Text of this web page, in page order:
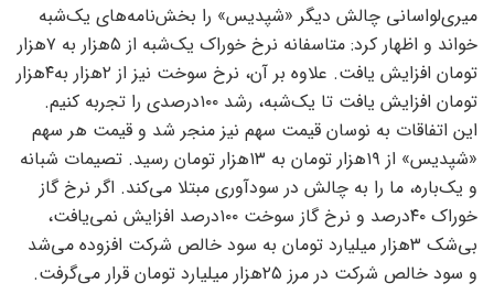
میری‌لواسانی چالش دیگر «شپدیس» را بخش‌‌‌نامه‌‌‌های یک‌شبه
خواند و اظهار کرد: متاسفانه نرخ خوراک یک‌شبه از ۵هزار به ۷‌هزار
تومان افزایش یافت. علاوه بر آن، نرخ سوخت نیز از ۲‌هزار به۴هزار
تومان افزایش یافت تا یک‌شبه، رشد ۱۰۰درصدی را تجربه کنیم.
این اتفاقات به نوسان قیمت سهم نیز منجر شد و قیمت هر سهم
«شپدیس» از ۱۹‌هزار تومان به ۱۳‌هزار تومان رسید. تصیمات شبانه
و یک‌باره، ما را به چالش در سود‌آوری مبتلا می‌کند. اگر نرخ گاز
خوراک ۴۰‌درصد و نرخ گاز سوخت ۱۰۰‌درصد افزایش نمی‌یافت،
بی‌شک ۳‌هزار میلیارد تومان به سود خالص شرکت افزوده می‌شد
و سود خالص شرکت در مرز ۲۵‌هزار میلیارد تومان قرار می‌گرفت.